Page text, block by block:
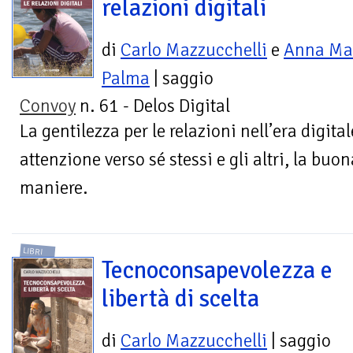
relazioni digitali
di Carlo Mazzucchelli e Anna
Palma | saggio
Convoy n. 61 - Delos Digital
La gentilezza per le relazioni nell’era
attenzione verso sé stessi e gli altri, la
maniere.
LIBRI
Tecnoconsapevolezza e
libertà di scelta
di Carlo Mazzucchelli | saggio